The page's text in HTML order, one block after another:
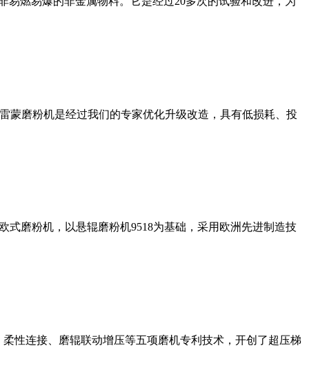
蒙磨粉机是经过我们的专家优化升级改造，具有低损耗、投
磨粉机，以悬辊磨粉机9518为基础，采用欧洲先进制造技
性连接、磨辊联动增压等五项磨机专利技术，开创了超压梯